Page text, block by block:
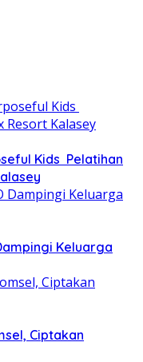
Kids Pelatihan
Keluarga
Ciptakan